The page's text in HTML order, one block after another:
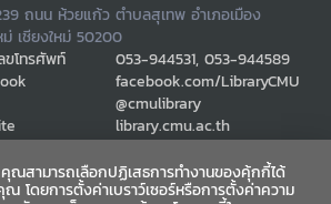
ถนน ห้วยแก้ว ตำบลสุเทพ อำเภอเมือง
ม่ เชียงใหม่ 50200
ลขโทรศัพท์ 053-944531, 053-944589
facebook.com/LibraryCMU
@cmulibrary
library.cmu.ac.th
คุณสามารถเลือกปฏิเสธการทำงานของคุ้กกี้ได้
โดยการตั้งค่าเบราว์เซอร์หรือการตั้งค่าความ